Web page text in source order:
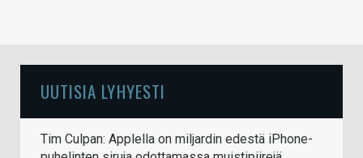
UUTISIA LYHYESTI
Tim Culpan: Applella on miljardin edestä iPhone-